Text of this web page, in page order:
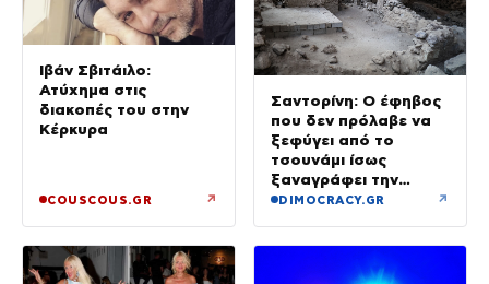
Ιβάν Σβιτάιλο:
Ατύχημα στις
διακοπές του στην
Κέρκυρα
COUSCOUS.GR ↗
Σαντορίνη: Ο έφηβος
που δεν πρόλαβε να
ξεφύγει από το
τσουνάμι ίσως
ξαναγράφει την
ιστορία της μινωικής
DIMOCRACY.GR ↗